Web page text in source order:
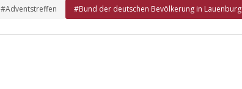
#Adventstreffen #Bund der deutschen Bevölkerung in Lauenburg